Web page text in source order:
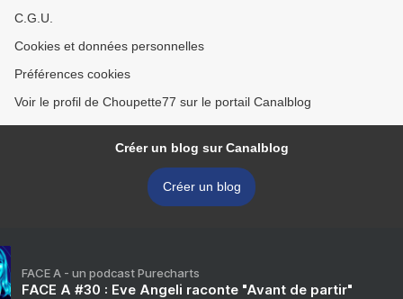
C.G.U.
Cookies et données personnelles
Préférences cookies
Voir le profil de Choupette77 sur le portail Canalblog
Créer un blog sur Canalblog
Créer un blog
FACE A - un podcast Purecharts
FACE A #30 : Eve Angeli raconte "Avant de partir"